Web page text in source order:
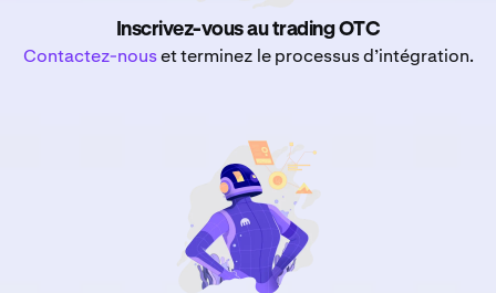
Inscrivez-vous au trading OTC
Contactez-nouset terminez le processus d’intégration.